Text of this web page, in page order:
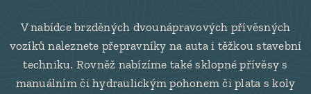
V nabídce brzděných dvounápravových přívěsných
vozíků naleznete přepravníky na auta i těžkou stavební
techniku. Rovněž nabízíme také sklopné přívěsy s
manuálním či hydraulickým pohonem či plata s koly